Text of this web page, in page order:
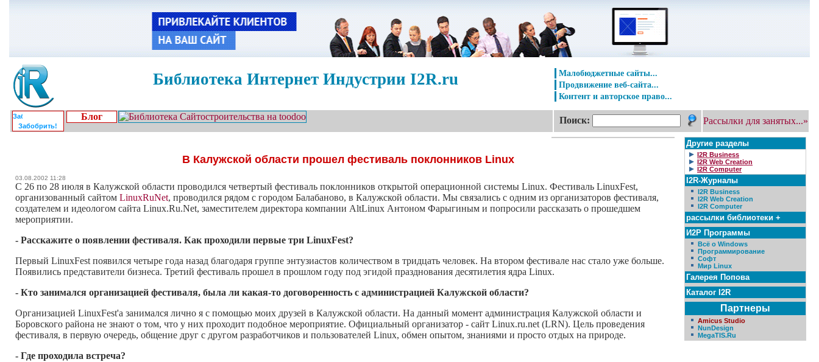
Библиотека Интернет Индустрии I2R.ru
Малобюджетные сайты...
Продвижение веб-сайта...
Контент и авторское право...
Забобрить!
Блог Поиск: Рассылки для занятых...»
В Калужской области прошел фестиваль поклонников Linux
03.08.2002 11:28
С 26 по 28 июля в Калужской области проводился четвертый фестиваль поклонников открытой операционной системы Linux. Фестиваль LinuxFest,
организованный сайтом LinuxRuNet, проводился рядом с городом Балабаново, в Калужской области. Мы связались с одним из организаторов фестиваля,
создателем и идеологом сайта Linux.Ru.Net, заместителем директора компании AltLinux Антоном Фарыгиным и попросили рассказать о прошедшем
мероприятии.
- Расскажите о появлении фестиваля. Как проходили первые три LinuxFest?
Первый LinuxFest появился четыре года назад благодаря группе энтузиастов количеством в тридцать человек. На втором фестивале нас стало уже больше.
Появились представители бизнеса. Третий фестиваль прошел в прошлом году под эгидой празднования десятилетия ядра Linux.
- Кто занимался организацией фестиваля, была ли какая-то договоренность с администрацией Калужской области?
Организацией LinuxFest'а занимался лично я с помощью моих друзей в Калужской области. На данный момент администрация Калужской области и
Боровского района не знают о том, что у них проходит подобное мероприятие. Официальный организатор - сайт Linux.ru.net (LRN). Цель проведения
фестиваля, в первую очередь, общение друг с другом разработчиков и пользователей Linux, обмен опытом, знаниями и просто отдых на природе.
- Где проходила встреча?
Другие разделы
I2R Business
I2R Web Creation
I2R Computer
I2R-Журналы
I2R Business
I2R Web Creation
I2R Computer
рассылки библиотеки +
И2Р Программы
Всё о Windows
Программирование
Софт
Мир Linux
Галерея Попова
Каталог I2R
Партнеры
Amicus Studio
NunDesign
MegaTIS.Ru